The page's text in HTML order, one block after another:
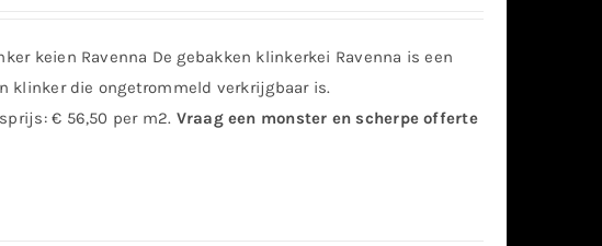
keien Ravenna De gebakken klinkerkei Ravenna is een
klinker die ongetrommeld verkrijgbaar is.
€ 56,50 per m2. Vraag een monster en scherpe offerte